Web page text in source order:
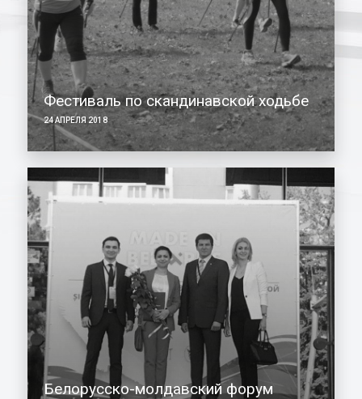
Фестиваль по скандинавской ходьбе
24 АПРЕЛЯ 2018
Белорусско-молдавский форум